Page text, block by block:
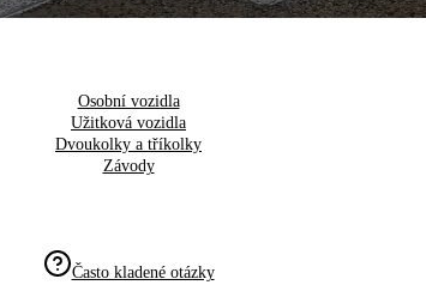
Osobní vozidla
Užitková vozidla
Dvoukolky a tříkolky
Závody
Často kladené otázky